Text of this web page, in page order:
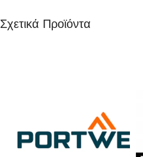
Σχετικά Προϊόντα